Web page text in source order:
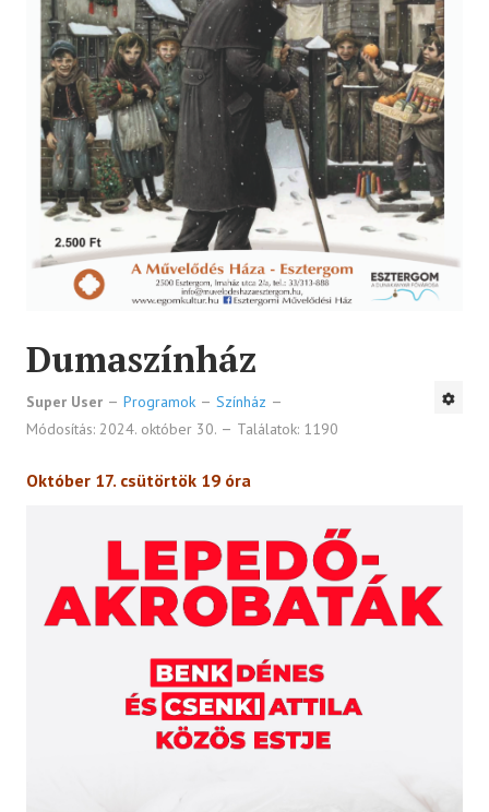
Dumaszínház
Super User Programok
Színház
Módosítás: 2024. október 30.
Találatok: 1190
Október 17. csütörtök 19 óra